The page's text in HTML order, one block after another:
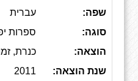
שפה:
עברית
סוגה:
ספרות
הוצאה:
כנרת,
שנת הוצאה:
2011